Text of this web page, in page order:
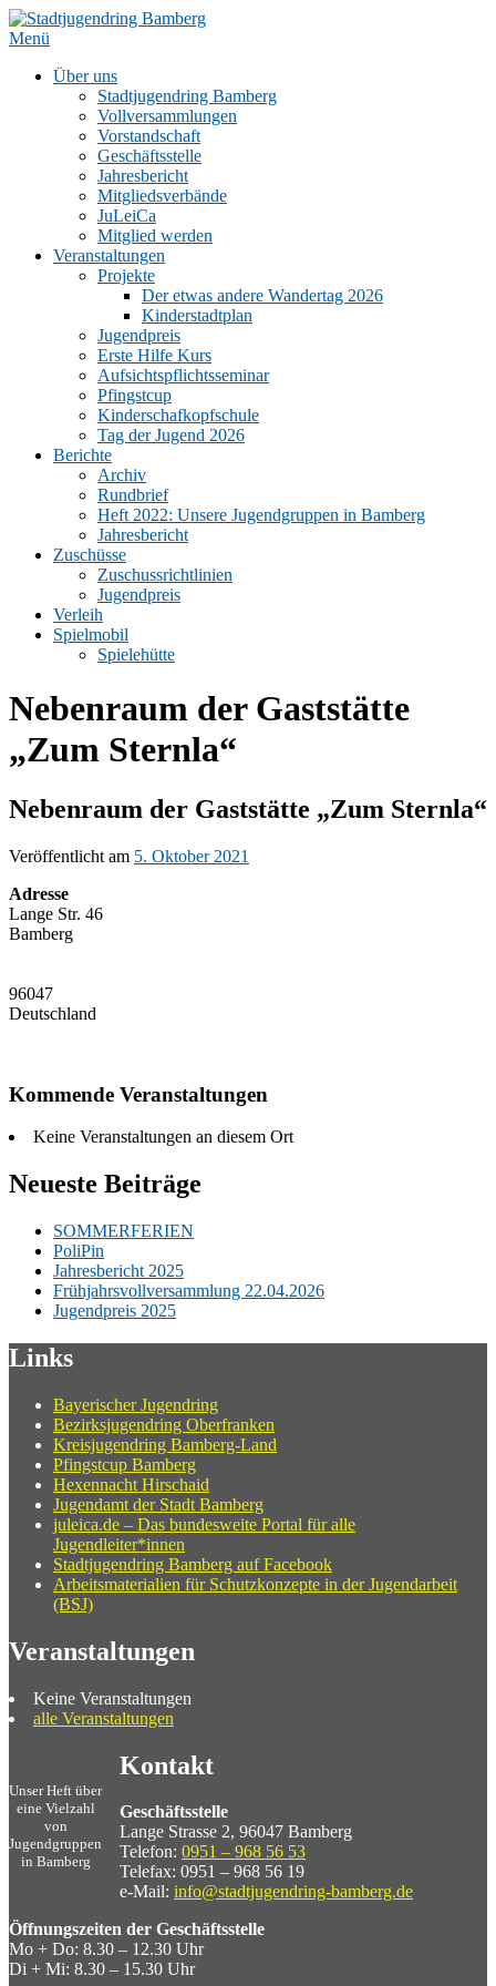
Zum
Inhalt
Menü
Über uns
Stadtjugendring Bamberg
Vollversammlungen
Vorstandschaft
Geschäftsstelle
Jahresbericht
Mitgliedsverbände
JuLeiCa
Mitglied werden
Veranstaltungen
Projekte
Der etwas andere Wandertag 2026
Kinderstadtplan
Jugendpreis
Erste Hilfe Kurs
Aufsichtspflichtsseminar
Pfingstcup
Kinderschafkopfschule
Tag der Jugend 2026
Berichte
Archiv
Rundbrief
Heft 2022: Unsere Jugendgruppen in Bamberg
Jahresbericht
Zuschüsse
Zuschussrichtlinien
Jugendpreis
Verleih
Spielmobil
Spielehütte
Nebenraum der Gaststätte
„Zum Sternla“
Nebenraum der Gaststätte „Zum Sternla“
Veröffentlicht am 5. Oktober 2021
Adresse
Lange Str. 46
Bamberg
96047
Deutschland
Kommende Veranstaltungen
Keine Veranstaltungen an diesem Ort
Neueste Beiträge
SOMMERFERIEN
PoliPin
Jahresbericht 2025
Frühjahrsvollversammlung 22.04.2026
Jugendpreis 2025
Links
Bayerischer Jugendring
Bezirksjugendring Oberfranken
Kreisjugendring Bamberg-Land
Pfingstcup Bamberg
Hexennacht Hirschaid
Jugendamt der Stadt Bamberg
juleica.de – Das bundesweite Portal für alle
Jugendleiter*innen
Stadtjugendring Bamberg auf Facebook
Arbeitsmaterialien für Schutzkonzepte in der Jugendarbeit
(BSJ)
Veranstaltungen
Keine Veranstaltungen
alle Veranstaltungen
Unser Heft über
eine Vielzahl
von
Jugendgruppen
in Bamberg
Kontakt
Geschäftsstelle
Lange Strasse 2, 96047 Bamberg
Telefon: 0951 – 968 56 53
Telefax: 0951 – 968 56 19
e-Mail: info@stadtjugendring-bamberg.de
Öffnungszeiten der Geschäftsstelle
Mo + Do: 8.30 – 12.30 Uhr
Di + Mi: 8.30 – 15.30 Uhr